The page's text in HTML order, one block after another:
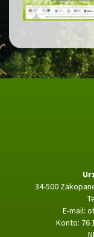
34-500
E-mail:
Konto: 76